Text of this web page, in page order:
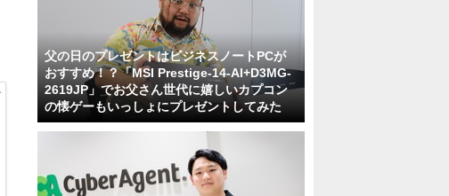
父の日のプレゼントはビジネスノートPCが
おすすめ！？「MSI Prestige-14-AI+D3MG-
2619JP」でお父さん世代に嬉しいカプコン
の懐ゲーもいっしょにプレゼントしてみた